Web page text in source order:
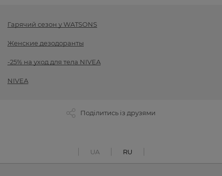
Гарячий сезон у WATSONS
Женские дезодоранты
-25% на уход для тела NIVEA
NIVEA
Поділитись із друзями
UA RU